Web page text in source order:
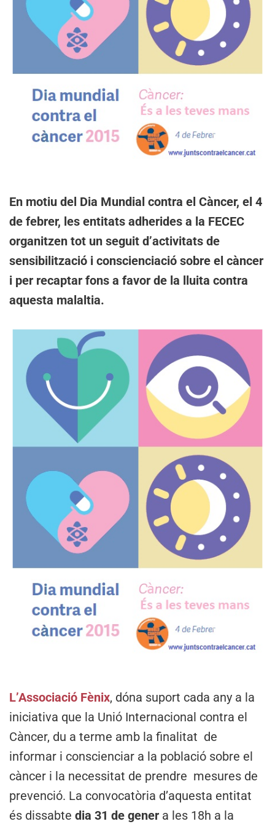
En motiu del Dia Mundial contra el Càncer, el 4
de febrer, les entitats adherides a la FECEC
organitzen tot un seguit d’activitats de
sensibilització i conscienciació sobre el càncer
i per recaptar fons a favor de la lluita contra
aquesta malaltia.
L’Associació Fènix, dóna suport cada any a la
iniciativa que la Unió Internacional contra el
Càncer, du a terme amb la finalitat de
informar i conscienciar a la població sobre el
càncer i la necessitat de prendre mesures de
prevenció. La convocatòria d’aquesta entitat
és dissabte dia 31 de gener a les 18h a la